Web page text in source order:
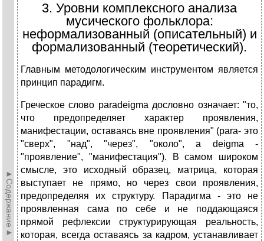
►Содержание►
3. Уровни комплексного анализа
мусического фольклора:
неформализованный (описательный) и
формализованный (теоретический).
Главным методологическим инструментом является
принцип парадигм.
Греческое слово paradeigma дословно означает: "то,
что предопределяет характер проявления,
манифестации, оставаясь вне проявления" (para- это
"сверх", "над", "через", "около", а deigma -
"проявление", "манифестация"). В самом широком
смысле, это исходный образец, матрица, которая
выступает не прямо, но через свои проявления,
предопределяя их структуру. Парадигма - это не
проявленная сама по себе и не поддающаяся
прямой рефлексии структурирующая реальность,
которая, всегда оставаясь за кадром, устанавливает